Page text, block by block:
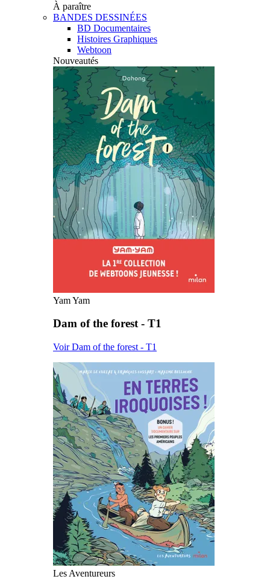
À paraître
BANDES DESSINÉES
BD Documentaires
Histoires Graphiques
Webtoon
Nouveautés
Yam Yam
Dam of the forest - T1
Voir Dam of the forest - T1
Les Aventureurs